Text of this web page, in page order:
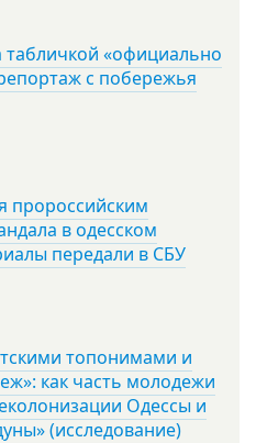
табличкой «официально
с побережья
пророссийским
в одесском
передали в СБУ
топонимами и
как часть молодежи
Одессы и
(исследование)